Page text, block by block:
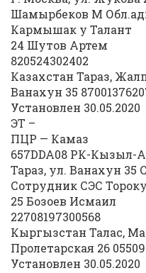
Шамырбеков М
Кармышак у Талант
24 Шутов Артем
820524302402
Казахстан Тараз,
Ванахун 35
Установлен 30.05.2020
ЭТ –
ПЦР — Камаз
657DDA08 РК-Кызыл-
Тараз, ул. Ванахун 35
Сотрудник СЭС
25 Бозоев Исмаил
22708197300568
Кыргызстан Талас,
Пролетарская 26
Установлен 30.05.2020